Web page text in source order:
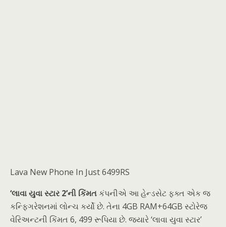
Lava New Phone In Just 6499RS
‘લાવા યુવા સ્ટાર 2’ની કિંમત કંપનીએ આ હેન્ડસેટ ફક્ત એક જ
કન્ફિગરેશનમાં લોન્ચ કર્યો છે. તેના 4GB RAM+64GB સ્ટોરેજ
વેરિઅન્ટની કિંમત 6, 499 રૂપિયા છે. જ્યારે ‘લાવા યુવા સ્ટાર’